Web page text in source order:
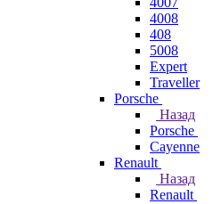
4008
408
5008
Expert
Traveller
Porsche
Назад
Porsche
Cayenne
Renault
Назад
Renault